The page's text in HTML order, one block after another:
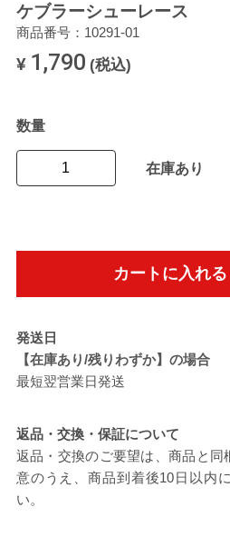
ケブラーシューレース
商品番号：10291-01
¥ 1,790 (税込)
数量
在庫あり
カートに入れる
発送日
【在庫あり/残りわずか】の場合
最短翌営業日発送
返品・交換・保証について
返品・交換のご要望は、商品と同
意のうえ、商品到着後10日以内
い。